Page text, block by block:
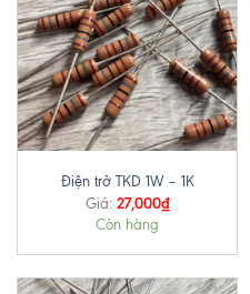
Điện trở TKD 1W – 1K
Giá: 27,000₫
Còn hàng